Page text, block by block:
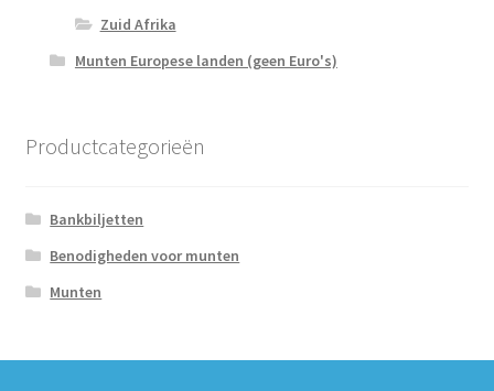
Zuid Afrika
Munten Europese landen (geen Euro's)
Productcategorieën
Bankbiljetten
Benodigheden voor munten
Munten